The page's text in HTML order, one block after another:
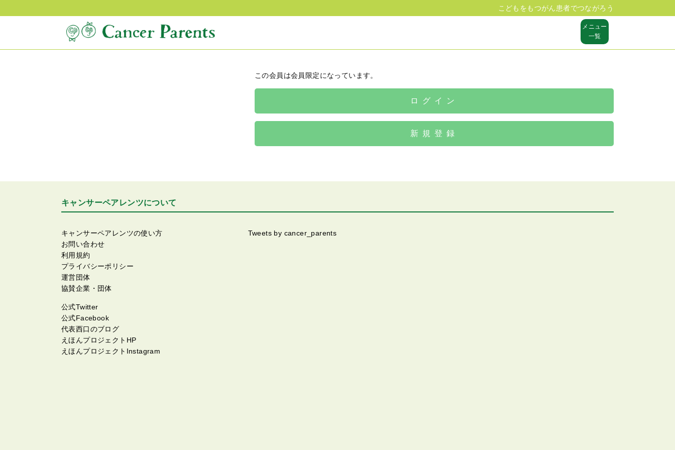
こどもをもつがん患者でつながろう
メニュー
一覧
この会員は会員限定になっています。
ログイン
新規登録
キャンサーペアレンツについて
キャンサーペアレンツの使い方
お問い合わせ
利用規約
プライバシーポリシー
運営団体
協賛企業・団体
公式Twitter
公式Facebook
代表西口のブログ
えほんプロジェクトHP
えほんプロジェクトInstagram
Tweets by cancer_parents